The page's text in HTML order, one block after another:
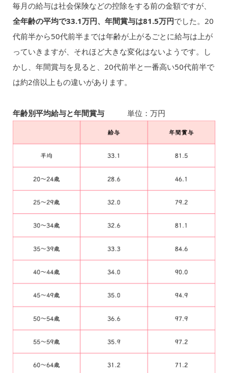
毎月の給与は社会保険などの控除をする前の金額ですが、
全年齢の平均で33.1万円、年間賞与は81.5万円でした。20
代前半から50代前半までは年齢が上がるごとに給与は上が
っていきますが、それほど大きな変化はないようです。し
かし、年間賞与を見ると、20代前半と一番高い50代前半で
は約2倍以上もの違いがあります。
年齢別平均給与と年間賞与単位：万円